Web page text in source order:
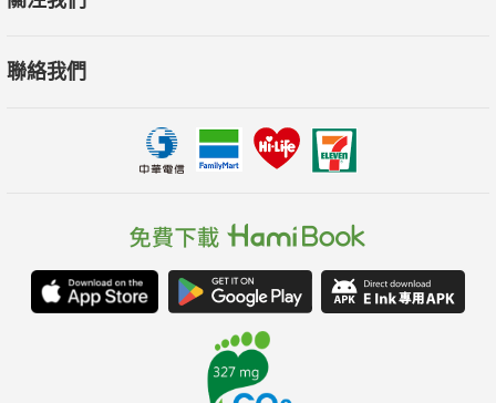
聯絡我們